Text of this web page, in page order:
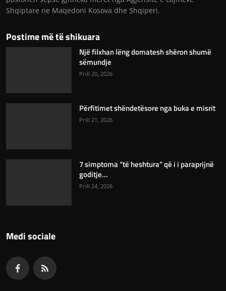
Shqiptare ne Maqedoni Kosova dhe Shqiperi.
Postime më të shikuara
Një filxhan lëng domatesh shëron shumë
sëmundje
Prill 20, 2026
Përfitimet shëndetësore nga buka e misrit
Prill 21, 2026
7 simptoma “të heshtura” që i i paraprijnë
goditje...
Prill 24, 2026
Medi sociale